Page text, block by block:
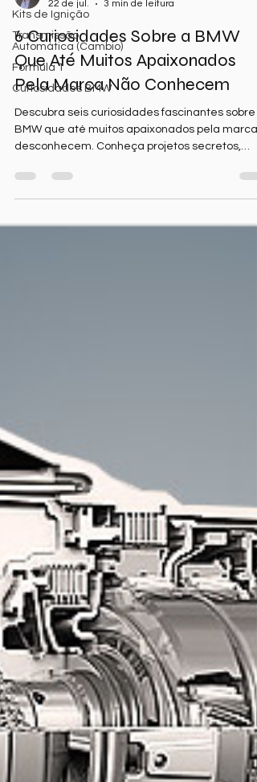
Kits de Ignição
Transmissão
Automática (Cambio)
Formula 1
Curiosidades BMW
Carl Boniface
22 de jul.
3 min de leitura
6 Curiosidades Sobre a BMW
Que Até Muitos Apaixonados
Pela Marca Não Conhecem
Descubra seis curiosidades fascinantes sobre
desconhecem. Conheça projetos secretos,
das fabricantes mais admiradas do mundo.